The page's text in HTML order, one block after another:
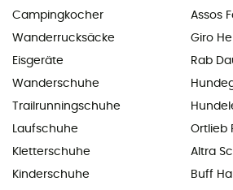
Campingkocher
Wanderrucksäcke
Eisgeräte
Wanderschuhe
Trailrunningschuhe
Laufschuhe
Kletterschuhe
Kinderschuhe
Assos
Giro
Rab
Ortlieb
Altra
Buff